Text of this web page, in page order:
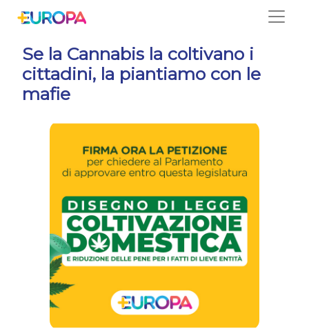
Se la Cannabis la coltivano i
cittadini, la piantiamo con le
mafie